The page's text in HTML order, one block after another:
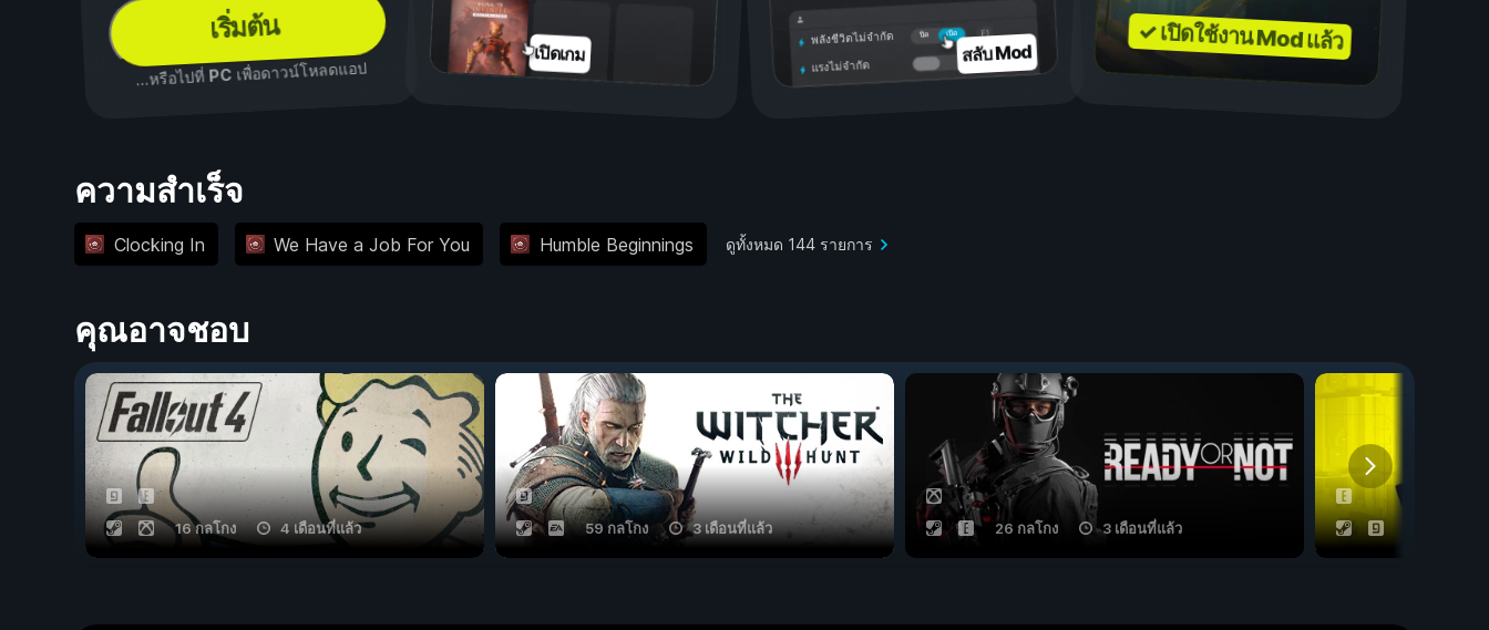
เริ่มต้น
...หรือไปที่ PCเพื่อดาวน์โหลดแอป
เปิดเกม
เปิด
ปิด
พลังชีวิตไม่จำกัด
แรงไม่จำกัด สลับ Mod ✓ เปิดใช้งาน Mod แล้ว
ความสำเร็จ
Clocking In We Have a Job For You Humble Beginnings ดูทั้งหมด 144 รายการ
คุณอาจชอบ
16 กลโกง 4 เดือนที่แล้ว 59 กลโกง 3 เดือนที่แล้ว 26 กลโกง 3 เดือนที่แล้ว